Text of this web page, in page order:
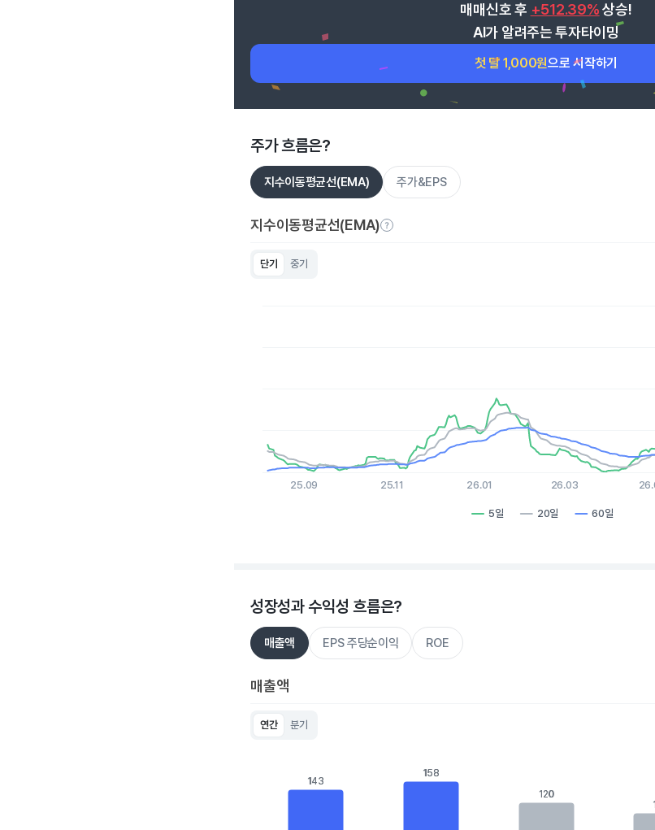
매매신호 후 +512.39% 상승!
AI가 알려주는 투자타이밍
첫 달 1,000원으로 시작하기
주가 흐름은?
지수이동평균선(EMA) 주가&EPS
지수이동평균선(EMA)
단기 중기
5일 20일 60일
25.09 25.11 26.01 26.03
성장성과 수익성 흐름은?
매출액 EPS 주당순이익 ROE
매출액
연간 분기
View as data table, Chart
The chart has 1 X axis displaying categories.
The chart has 1 Y axis displaying values. Data ranges from 98.932 to
143
143
158
158
120
120